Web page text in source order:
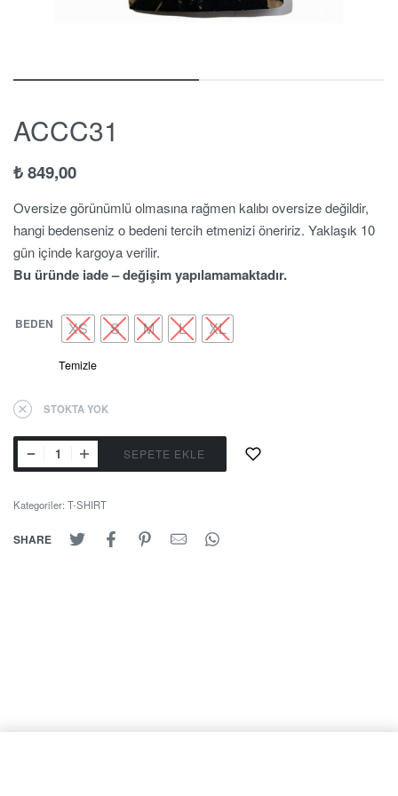
ACCC31
₺849,00
Oversize görünümlü olmasına rağmen kalıbı oversize değildir,
hangi bedenseniz o bedeni tercih etmenizi öneririz. Yaklaşık 10
gün içinde kargoya verilir.
Bu üründe iade – değişim yapılamamaktadır.
BEDEN XS S M L XL
Temizle
STOKTA YOK
SEPETE EKLE
Kategoriler: T-SHIRT
SHARE